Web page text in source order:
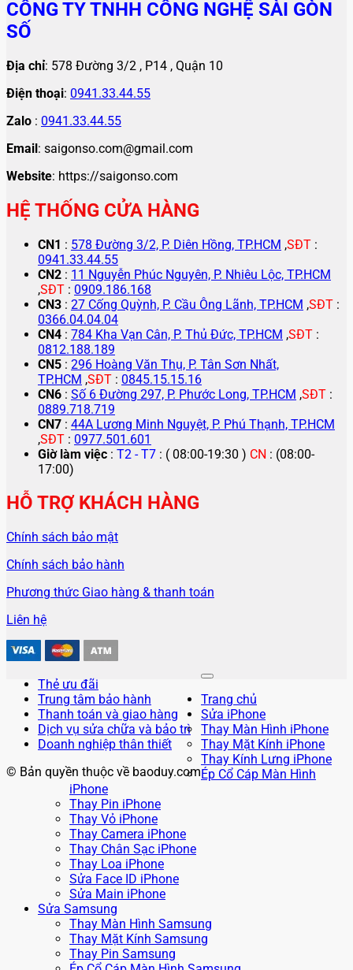
CÔNG TY TNHH CÔNG NGHỆ SÀI GÒN
SỐ
Địa chỉ: 578 Đường 3/2 , P14 , Quận 10
Điện thoại: 0941.33.44.55
Zalo : 0941.33.44.55
Email: saigonso.com@gmail.com
Website: https://saigonso.com
HỆ THỐNG CỬA HÀNG
CN1 : 578 Đường 3/2, P. Diên Hồng, TP.HCM ,SĐT :
0941.33.44.55
CN2 : 11 Nguyễn Phúc Nguyên, P. Nhiêu Lộc, TP.HCM
,SĐT : 0909.186.168
CN3 : 27 Cống Quỳnh, P. Cầu Ông Lãnh, TP.HCM ,SĐT :
0366.04.04.04
CN4 : 784 Kha Vạn Cân, P. Thủ Đức, TP.HCM ,SĐT :
0812.188.189
CN5 : 296 Hoàng Văn Thụ, P. Tân Sơn Nhất,
TP.HCM ,SĐT : 0845.15.15.16
CN6 : Số 6 Đường 297, P. Phước Long, TP.HCM ,SĐT :
0889.718.719
CN7 : 44A Lương Minh Nguyệt, P. Phú Thạnh, TP.HCM
,SĐT : 0977.501.601
Giờ làm việc : T2 - T7 : ( 08:00-19:30 ) CN : (08:00-
17:00)
HỖ TRỢ KHÁCH HÀNG
Chính sách bảo mật
Chính sách bảo hành
Phương thức Giao hàng & thanh toán
Liên hệ
Thẻ ưu đãi
Trung tâm bảo hành
Thanh toán và giao hàng
Dịch vụ sửa chữa và bảo trì
Doanh nghiệp thân thiết
© Bản quyền thuộc về baoduy.com
Trang chủ
Sửa iPhone
Thay Màn Hình iPhone
Thay Mặt Kính iPhone
Thay Kính Lưng iPhone
Ép Cổ Cáp Màn Hình
iPhone
Thay Pin iPhone
Thay Vỏ iPhone
Thay Camera iPhone
Thay Chân Sạc iPhone
Thay Loa iPhone
Sửa Face ID iPhone
Sửa Main iPhone
Sửa Samsung
Thay Màn Hình Samsung
Thay Mặt Kính Samsung
Thay Pin Samsung